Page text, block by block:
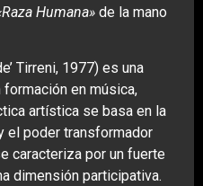
Humana» de la mano
Tirreni, 1977) es una
en música,
artística se basa en la
el poder transformador
caracteriza por un fuerte
dimensión participativa.